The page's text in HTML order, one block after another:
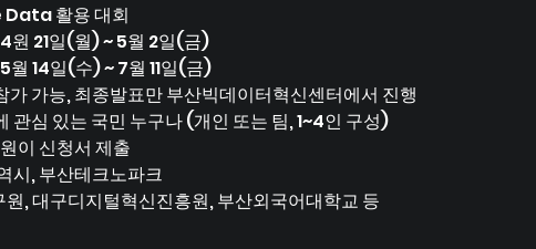
활용 대회
원 21일(월) ~ 5월 2일(금)
월 14일(수) ~ 7월 11일(금)
가 가능, 최종발표만 부산빅데이터혁신센터에서 진행
관심 있는 국민 누구나 (개인 또는 팀, 1~4인 구성)
이 신청서 제출
시, 부산테크노파크
원, 대구디지털혁신진흥원, 부산외국어대학교 등